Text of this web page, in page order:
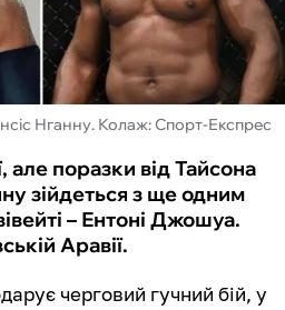
Нганну. Колаж: Спорт-Експрес
але поразки від Тайсона
зійдеться з ще одним
– Ентоні Джошуа.
Аравії.
черговий гучний бій, у